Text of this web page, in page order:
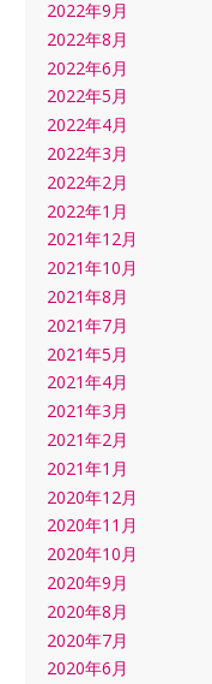
2022年9月
2022年8月
2022年6月
2022年5月
2022年4月
2022年3月
2022年2月
2022年1月
2021年12月
2021年10月
2021年8月
2021年7月
2021年5月
2021年4月
2021年3月
2021年2月
2021年1月
2020年12月
2020年11月
2020年10月
2020年9月
2020年8月
2020年7月
2020年6月